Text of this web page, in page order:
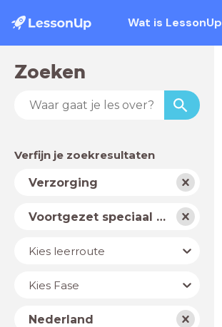
Wat is LessonUp
Zoeken
Verfijn je zoekresultaten
VakVerzorging
Schooltype Voortgezet speciaal onderwijs
Niveau
Kies leerroute
JaarKies Fase
LandNederland